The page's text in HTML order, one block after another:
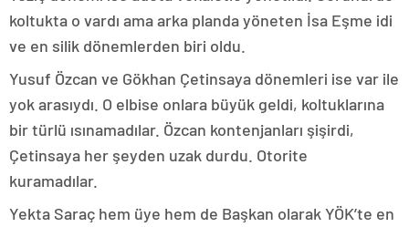
koltukta o vardı ama arka planda yöneten İsa Eşme idi
ve en silik dönemlerden biri oldu.
Yusuf Özcan ve Gökhan Çetinsaya dönemleri ise var ile
yok arasıydı. O elbise onlara büyük geldi, koltuklarına
bir türlü ısınamadılar. Özcan kontenjanları şişirdi,
Çetinsaya her şeyden uzak durdu. Otorite
kuramadılar.
Yekta Saraç hem üye hem de Başkan olarak YÖK’te en